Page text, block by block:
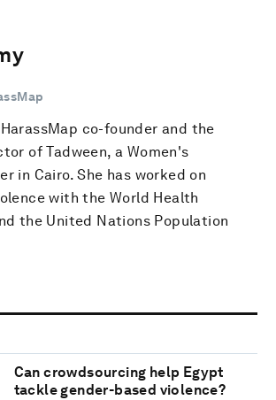
co-founder and the
of Tadween, a Women's
in Cairo. She has worked on
with the World Health
the United Nations Population
Can crowdsourcing help Egypt
tackle gender-based violence?